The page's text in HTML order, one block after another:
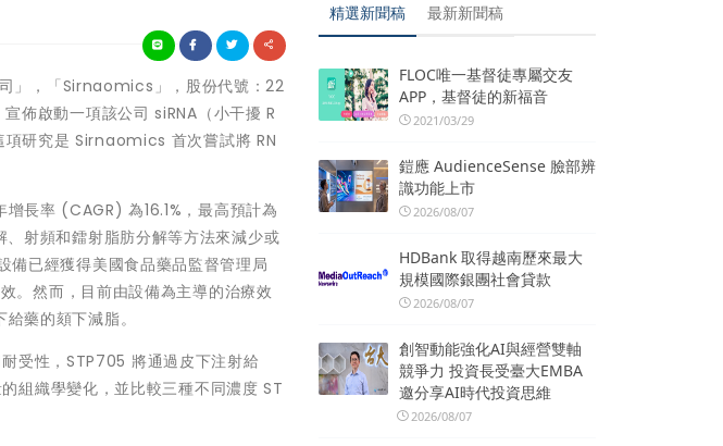
司」，「Sirnaomics」，股份代號：22
佈啟動一項該公司 siRNA（小干擾 R
項研究是 Sirnaomics 首次嘗試將 RN
長率 (CAGR) 為16.1%，最高預計為
射頻和鐳射脂肪分解等方法來減少或
備已經獲得美國食品藥品監督管理局
。然而，目前由設備為主導的治療效
藥的頦下減脂。
受性，STP705 將通過皮下注射給
組織學變化，並比較三種不同濃度 ST
精選新聞稿 最新新聞稿
FLOC唯一基督徒專屬交友
APP，基督徒的新福音
2021/03/29
鎧應 AudienceSense 臉部辨
識功能上市
2026/08/07
HDBank 取得越南歷來最大
規模國際銀團社會貸款
2026/08/07
創智動能強化AI與經營雙軸
競爭力 投資長受臺大EMBA
邀分享AI時代投資思維
2026/08/07